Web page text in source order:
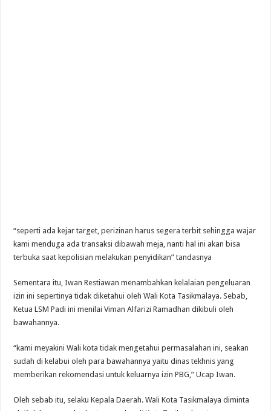
“seperti ada kejar target, perizinan harus segera terbit sehingga wajar
kami menduga ada transaksi dibawah meja, nanti hal ini akan bisa
terbuka saat kepolisian melakukan penyidikan” tandasnya
Sementara itu, Iwan Restiawan menambahkan kelalaian pengeluaran
izin ini sepertinya tidak diketahui oleh Wali Kota Tasikmalaya. Sebab,
Ketua LSM Padi ini menilai Viman Alfarizi Ramadhan dikibuli oleh
bawahannya.
“kami meyakini Wali kota tidak mengetahui permasalahan ini, seakan
sudah di kelabui oleh para bawahannya yaitu dinas tekhnis yang
memberikan rekomendasi untuk keluarnya izin PBG,” Ucap Iwan.
Oleh sebab itu, selaku Kepala Daerah. Wali Kota Tasikmalaya diminta